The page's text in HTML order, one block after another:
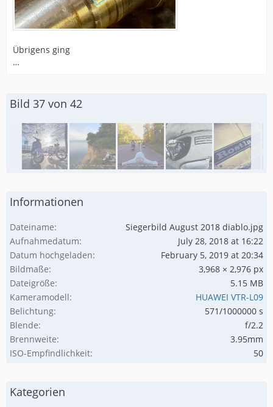
Übrigens ging
…
Bild 37 von 42
Informationen
Dateiname
Siegerbild August 2018 diablo.jpg
Aufnahmedatum
July 28, 2018 at 16:22
Datum hochgeladen
February 5, 2019 at 20:34
Bildmaße
3,968 × 2,976 px
Dateigröße
5.15 MB
Kameramodell
HUAWEI VTR-L09
Belichtung
571/1000000 s
Blende
f/2.2
Brennweite
3.95mm
ISO-Empfindlichkeit
50
Kategorien